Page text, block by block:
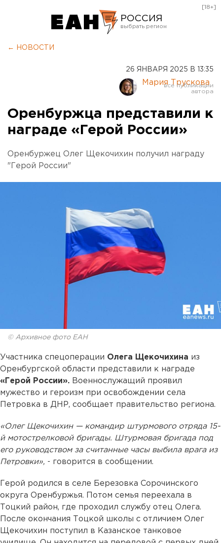
РОССИЯ
Курган
Оренбург
[18+]
← НОВОСТИ
26 ЯНВАРЯ 2025 В 13:35
Мария Трускова
Оренбуржца представили к
награде «Герой России»
Оренбуржец Олег Щекочихин получил награду
"Герой России"
© Архивное фото ЕАН
Участника спецоперации Олега Щекочихина из
Оренбургской области представили к награде
«Герой России». Военнослужащий проявил
мужество и героизм при освобождении села
Петровка в ДНР, сообщает правительство региона.
«Олег Щекочихин — командир штурмового отряда 15-
й мотострелковой бригады. Штурмовая бригада под
его руководством за считанные часы выбила врага из
Петровки», - говорится в сообщении.
Герой родился в селе Березовка Сорочинского
округа Оренбуржья. Потом семья переехала в
Тоцкий район, где проходил службу отец Олега.
После окончания Тоцкой школы с отличием Олег
Щекочихин поступил в Казанское танковое